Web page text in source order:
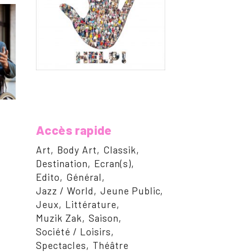
Accès rapide
Art Body Art
Classik
Destination
Ecran(s)
Edito
Général
Jazz / World
Jeune Public
Jeux
Littérature
Muzik Zak
Saison
Société / Loisirs
Spectacles
Théâtre